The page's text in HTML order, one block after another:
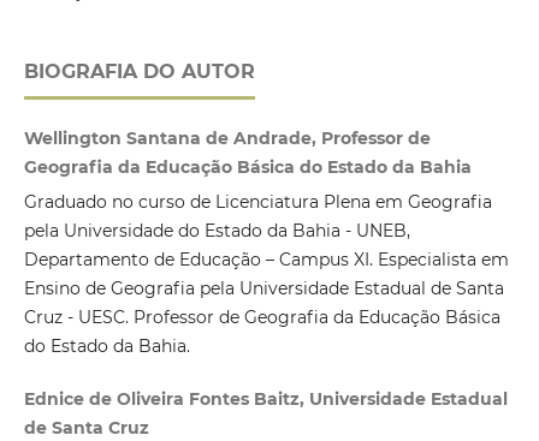
BIOGRAFIA DO AUTOR
Wellington Santana de Andrade, Professor de
Geografia da Educação Básica do Estado da Bahia
Graduado no curso de Licenciatura Plena em Geografia
pela Universidade do Estado da Bahia - UNEB,
Departamento de Educação – Campus XI. Especialista em
Ensino de Geografia pela Universidade Estadual de Santa
Cruz - UESC. Professor de Geografia da Educação Básica
do Estado da Bahia.
Ednice de Oliveira Fontes Baitz, Universidade Estadual
de Santa Cruz